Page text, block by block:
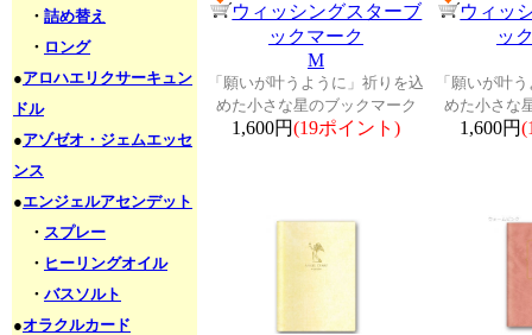
・ 詰め替え
・ ロング
●アロハエリクサーキュン
ドル
●アゾゼオ・ジェムエッセ
ンス
●エンジェルアセンデット
・ スプレー
・ ヒーリングオイル
・ バスソルト
●オラクルカード
ウィッシングスターブ
ックマーク
M
「願いが叶うように」祈りを込
めた小さな星のブックマーク
1,600円(19ポイント)
ウィッ
ッ
「願いが叶
めた小さな
1,600円